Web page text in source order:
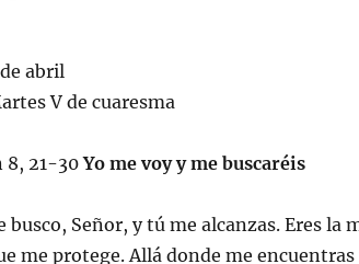
abril
V de cuaresma
8, 21-30Yo me voy y me buscaréis
busco, Señor, y tú me alcanzas. Eres la
me protege. Allá donde me